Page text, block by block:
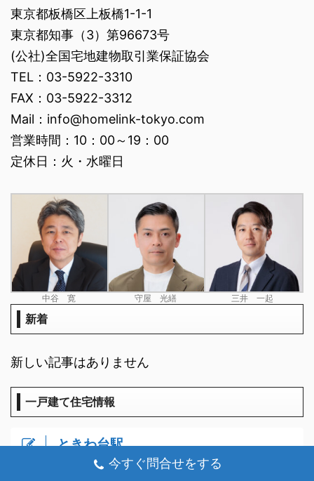
東京都板橋区上板橋1-1-1
東京都知事（3）第96673号
(公社)全国宅地建物取引業保証協会
TEL：03-5922-3310
FAX：03-5922-3312
Mail：info@homelink-tokyo.com
営業時間：10：00～19：00
定休日：火・水曜日
中谷 寛 守屋 光繕 三井 一起
新着
新しい記事はありません
一戸建て住宅情報
ときわ台駅
今すぐ問合せをする